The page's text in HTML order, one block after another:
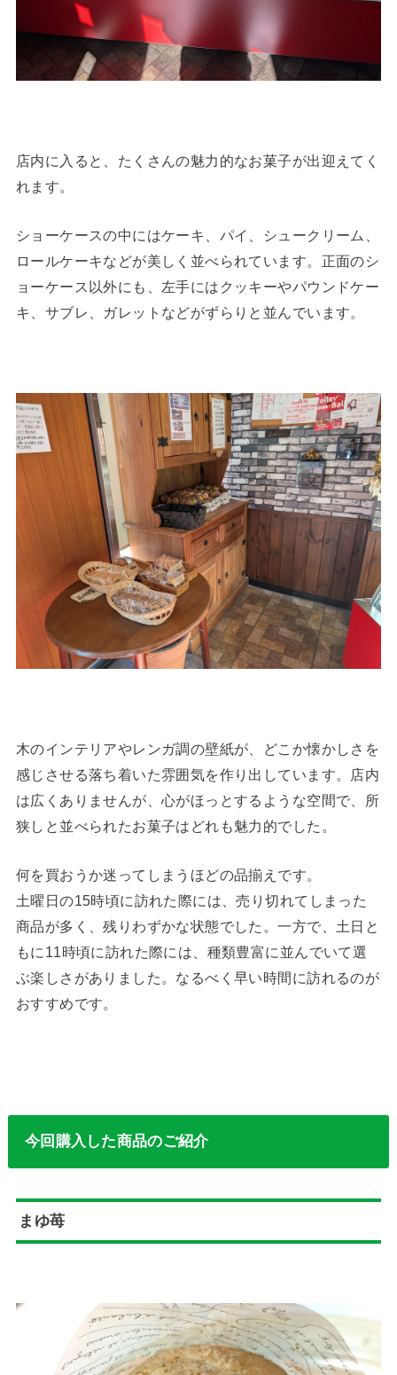
店内に入ると、たくさんの魅力的なお菓子が出迎えてく
れます。
ショーケースの中にはケーキ、パイ、シュークリーム、
ロールケーキなどが美しく並べられています。正面のシ
ョーケース以外にも、左手にはクッキーやパウンドケー
キ、サブレ、ガレットなどがずらりと並んでいます。
木のインテリアやレンガ調の壁紙が、どこか懐かしさを
感じさせる落ち着いた雰囲気を作り出しています。店内
は広くありませんが、心がほっとするような空間で、所
狭しと並べられたお菓子はどれも魅力的でした。
何を買おうか迷ってしまうほどの品揃えです。
土曜日の15時頃に訪れた際には、売り切れてしまった
商品が多く、残りわずかな状態でした。一方で、土日と
もに11時頃に訪れた際には、種類豊富に並んでいて選
ぶ楽しさがありました。なるべく早い時間に訪れるのが
おすすめです。
今回購入した商品のご紹介
まゆ苺